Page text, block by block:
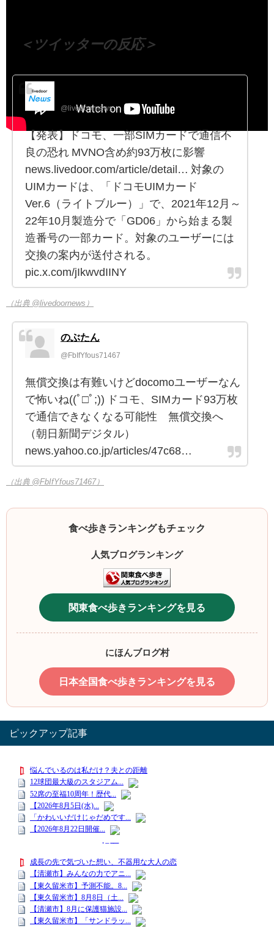
＜ツイッターの反応＞
@livedoornews
【発表】ドコモ、一部SIMカードで通信不
良の恐れ MVNO含め約93万枚に影響
news.livedoor.com/article/detail… 対象の
UIMカードは、「ドコモUIMカード
Ver.6（ライトブルー）」で、2021年12月～
22年10月製造分で「GD06」から始まる製
造番号の一部カード。対象のユーザーには
交換の案内が送付される。
pic.x.com/jIkwvdIINY
（出典 @livedoornews）
のぶたん
@FbIfYfous71467
無償交換は有難いけどdocomoユーザーなん
で怖いね((ﾟ□ﾟ;)) ドコモ、SIMカード93万枚
で通信できなくなる可能性 無償交換へ
（朝日新聞デジタル）
news.yahoo.co.jp/articles/47c68…
（出典 @FbIfYfous71467）
食べ歩きランキングもチェック
人気ブログランキング
関東食べ歩きランキングを見る
にほんブログ村
日本全国食べ歩きランキングを見る
ピックアップ記事